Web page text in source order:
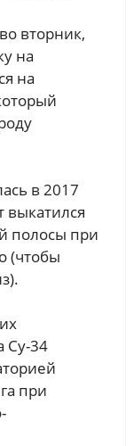
вторник,
на
на
в 2017
выкатился
полосы при
(чтобы
Су-34
при